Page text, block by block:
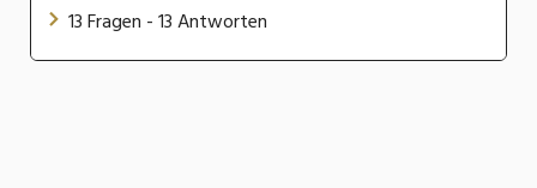
13 Fragen - 13 Antworten